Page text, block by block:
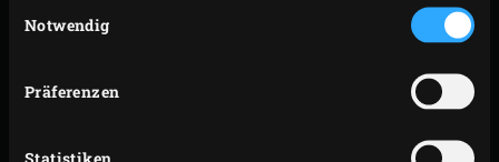
Notwendig
Präferenzen
Inzwischen die Mangos waschen und das Fruchtfleisch
an beiden Seiten entlang des Kerns abschneiden, sodass
Sie insgesamt vier Scheiben in der Schale erhalten. Dann
das Fruchtfleisch der Scheiben kreuzweise bis an die